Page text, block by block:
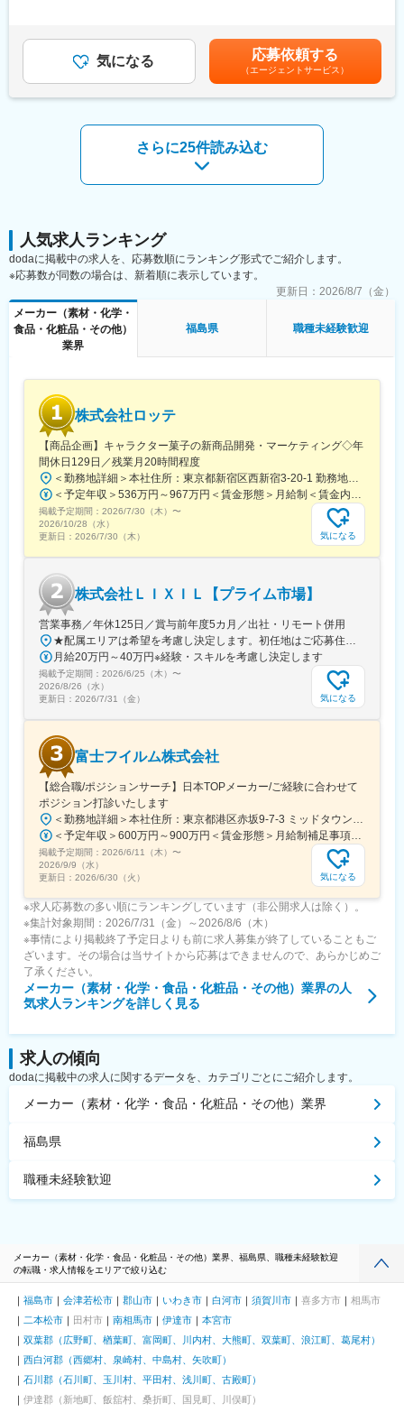
変更の範囲：会社の定める業務
■入社後について：先輩社員がOJTで丁寧に指導いたします。未経
験の方でもやる気のある方でしたら大歓迎です◎
率の高い職場です。
■就業環境：食堂や更衣室がございます。食堂では昼食購入が可能
で、200円程で昼食を購入することが可能です。
視しており、さまざまな部門において社員一人ひとりが常に高い
目標を掲げ、その実現に向けて積極的な活動を行っています。企
業が目標を達成するためには、資金力・営業力・魅力的な商品も
重要ですが、それを達成するための勇猛果敢にチャレンジする人
材こそが不可欠なものと考えております。
「学生時代に学んだ化学の知識や研究の経験を活かしたい」「製
品を世の中に送り出すための仕事がしたい」など、私たちは、み
なさんのチャレンジを待っています。「人の役に立ち、よろこば
くさんあります。自分の「得意」を伸ばしていける職場がここに
あります。ぜひ、私たちと一緒に夢を実現していきませんか。自
分の可能性にチャレンジし続けられる、意欲あふれるあなたのご
応募をお待ちしています。
可能性があります。月給(月額)は固定手当を含めた表記です。
気になる 応募依頼する
（エージェントサービス）
さらに25件読み込む
人気求人ランキング
dodaに掲載中の求人を、応募数順にランキング形式でご紹介します。
※応募数が同数の場合は、新着順に表示しています。
更新日： 2026/8/7（金）
メーカー（素材・化学・
食品・化粧品・その他）
業界
福島県 職種未経験歓迎
株式会社ロッテ
【商品企画】キャラクター菓子の新商品開発・マーケティング◇年
間休日129日／残業月20時間程度
掲載予定期間： 2026/7/30（木） 〜
2026/10/28（水）
更新日： 2026/7/30（木） 気になる
株式会社ＬＩＸＩＬ【プライム市場】
営業事務／年休125日／賞与前年度5カ月／出社・リモート併用
月給20万円～40万円※経験・スキルを考慮し決定します
掲載予定期間： 2026/6/25（木） 〜
2026/8/26（水）
更新日： 2026/7/31（金） 気になる
富士フイルム株式会社
【総合職/ポジションサーチ】日本TOPメーカー/ご経験に合わせて
ポジション打診いたします
掲載予定期間： 2026/6/11（木） 〜
2026/9/9（水）
更新日： 2026/6/30（火） 気になる
※求人応募数の多い順にランキングしています（非公開求人は除く）。
※集計対象期間：2026/7/31（金）～2026/8/6（木）
※事情により掲載終了予定日よりも前に求人募集が終了していることもご
ざいます。その場合は当サイトから応募はできませんので、あらかじめご
了承ください。
メーカー（素材・化学・食品・化粧品・その他）業界の人
気求人ランキングを詳しく見る
求人の傾向
dodaに掲載中の求人に関するデータを、カテゴリごとにご紹介します。
メーカー（素材・化学・食品・化粧品・その他）業界
福島県
職種未経験歓迎
メーカー（素材・化学・食品・化粧品・その他）業界、福島県、職種未経験歓迎
の転職・求人情報をエリアで絞り込む
福島市 会津若松市 郡山市 いわき市 白河市 須賀川市 喜多方市
相馬市
二本松市
田村市 南相馬市 伊達市
本宮市
双葉郡（広野町、楢葉町、富岡町、川内村、大熊町、双葉町、浪江町、葛尾村）
西白河郡（西郷村、泉崎村、中島村、矢吹町）
石川郡（石川町、玉川村、平田村、浅川町、古殿町）
伊達郡（新地町、飯舘村、桑折町、国見町、川俣町）